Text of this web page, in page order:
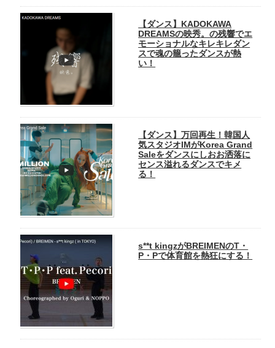
【ダンス】KADOKAWA
DREAMSの映秀。の残響でエ
モーショナルなキレキレダン
スで魂の籠ったダンスが熱
い！
【ダンス】万回再生！韓国人
気スタジオIMがKorea Grand
Saleをダンスにしおお洒落に
センス溢れるダンスでキメ
る！
s**t kingzがBREIMENのT・
P・Pで体育館を熱狂にする！